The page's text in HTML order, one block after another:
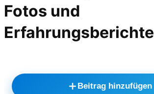
Fotos und
Erfahrungsberichte
Beitrag hinzufügen